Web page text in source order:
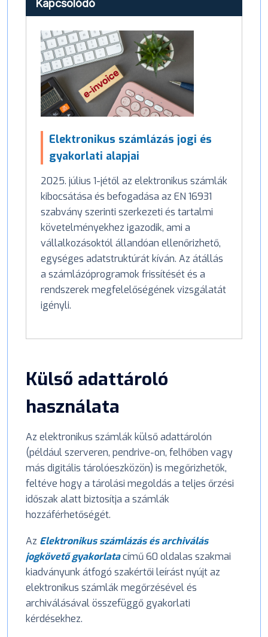
Kapcsolódó
Elektronikus számlázás jogi és
gyakorlati alapjai
2025. július 1-jétől az elektronikus számlák
kibocsátása és befogadása az EN 16931
szabvány szerinti szerkezeti és tartalmi
követelményekhez igazodik, ami a
vállalkozásoktól állandóan ellenőrizhető,
egységes adatstruktúrát kíván. Az átállás
a számlázóprogramok frissítését és a
rendszerek megfelelőségének vizsgálatát
igényli.
Külső adattároló
használata
Az elektronikus számlák külső adattárolón
(például szerveren, pendrive-on, felhőben vagy
más digitális tárolóeszközön) is megőrizhetők,
feltéve hogy a tárolási megoldás a teljes őrzési
időszak alatt biztosítja a számlák
hozzáférhetőségét.
Az Elektronikus számlázás és archiválás
jogkövető gyakorlatacímű 60 oldalas szakmai
kiadványunk átfogó szakértői leírást nyújt az
elektronikus számlák megőrzésével és
archiválásával összefüggő gyakorlati
kérdésekhez.